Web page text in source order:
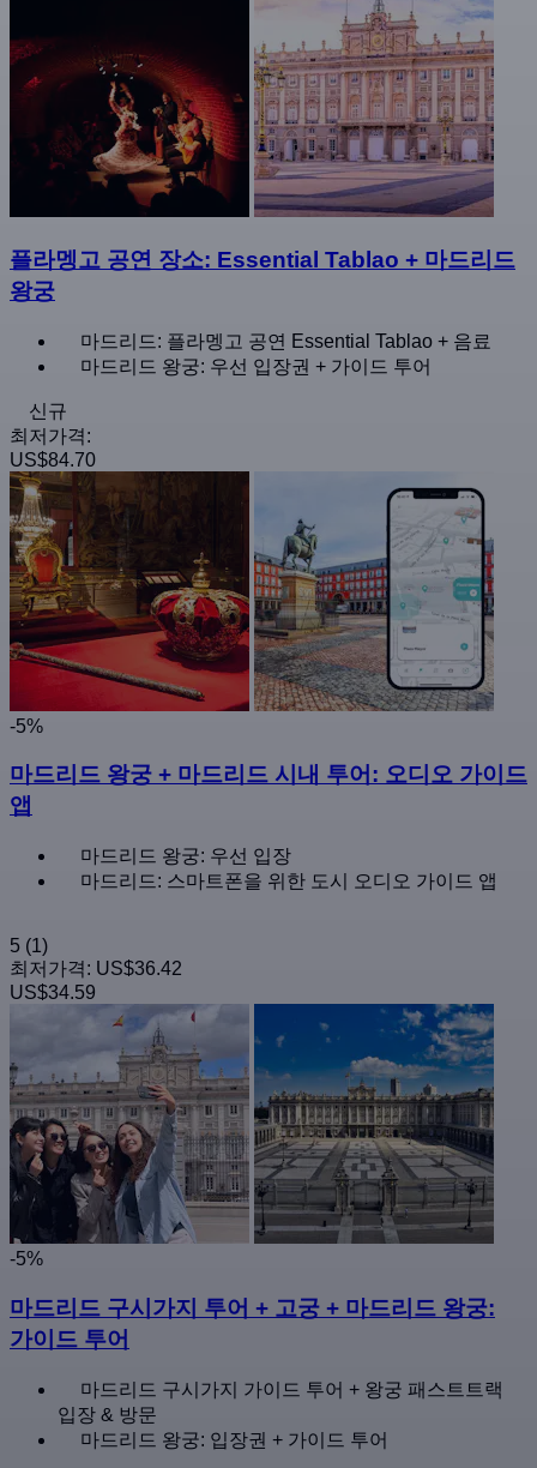
플라멩고 공연 장소: Essential Tablao + 마드리드
왕궁
마드리드: 플라멩고 공연 Essential Tablao + 음료
마드리드 왕궁: 우선 입장권 + 가이드 투어
신규
최저가격:
US$84.70
-5%
마드리드 왕궁 + 마드리드 시내 투어: 오디오 가이드
앱
마드리드 왕궁: 우선 입장
마드리드: 스마트폰을 위한 도시 오디오 가이드 앱
5 (1)
최저가격: US$36.42
US$34.59
-5%
마드리드 구시가지 투어 + 고궁 + 마드리드 왕궁:
가이드 투어
마드리드 구시가지 가이드 투어 + 왕궁 패스트트랙
입장 & 방문
마드리드 왕궁: 입장권 + 가이드 투어